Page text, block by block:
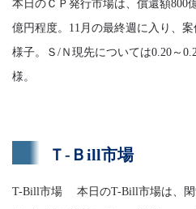
本日のＣＰ発行市場は、償還額800
億円程度。11月の最終週に入り、
様子。Ｓ/Ｎ現先については0.20～
様。
Ｔ-Ｂill市場
T-Bill市場 本日のT-Bill市場は、閑